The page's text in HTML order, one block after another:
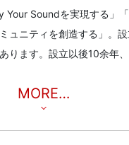
Your Soundを実現する」
ュニティを創造する」。
ります。設立以後10余年
MORE…